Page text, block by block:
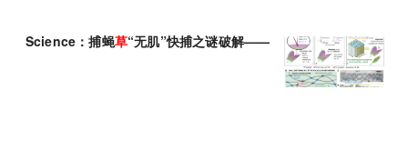
Science：捕蝇草“无肌”快捕之谜破解——细胞壁瞬间软化，释放